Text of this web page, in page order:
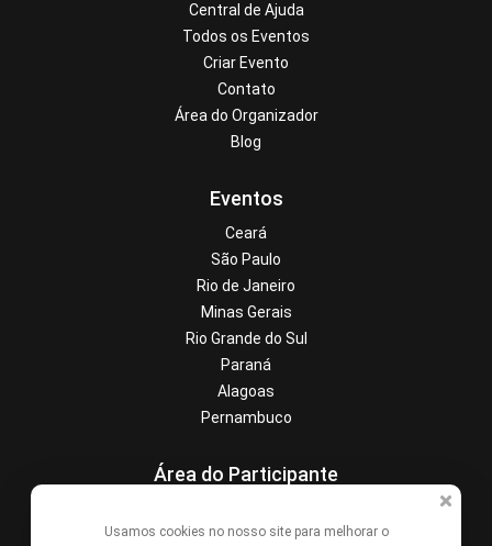
Central de Ajuda
Todos os Eventos
Criar Evento
Contato
Área do Organizador
Blog
Eventos
Ceará
São Paulo
Rio de Janeiro
Minas Gerais
Rio Grande do Sul
Paraná
Alagoas
Pernambuco
Área do Participante
Denunciar este evento
Usamos cookies no nosso site para melhorar o